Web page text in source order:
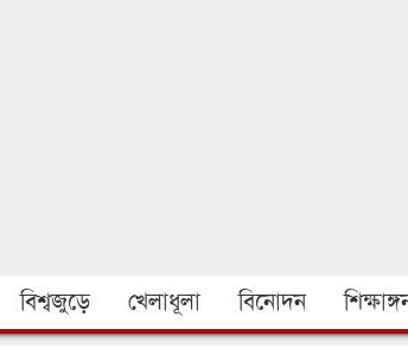
বিশ্বজুড়ে খেলাধূলা বিনোদন